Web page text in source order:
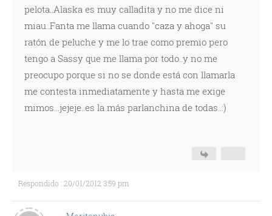
pelota..Alaska es muy calladita y no me dice ni
miau..Fanta me llama cuando "caza y ahoga" su
ratón de peluche y me lo trae como premio pero
tengo a Sassy que me llama por todo..y no me
preocupo porque si no se donde está con llamarla
me contesta inmediatamente y hasta me exige
mimos...jejeje..es la más parlanchina de todas..:)
Respondido : 20/01/2012 3:59 pm